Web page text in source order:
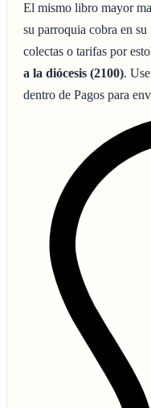
El mismo libro mayor
su parroquia cobra en
colectas o tarifas por
a la diócesis (2100).
dentro de Pagos para